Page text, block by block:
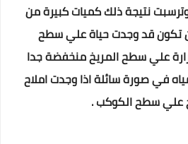
نتيجة ذلك كميات كبيرة من
تكون قد وجدت حياة علي سطح
علي سطح المريخ منخفضة جدا
في صورة سائلة اذا وجدت املاح
علي سطح الكوكب .